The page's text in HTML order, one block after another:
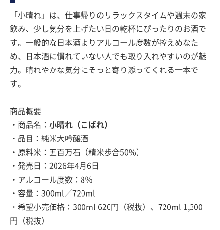
「小晴れ」は、仕事帰りのリラックスタイムや週末の家
飲み、少し気分を上げたい日の乾杯にぴったりのお酒で
す。一般的な日本酒よりアルコール度数が控えめなた
め、日本酒に慣れていない人でも取り入れやすいのが魅
力。晴れやかな気分にそっと寄り添ってくれる一本で
す。
商品概要
・商品名： 小晴れ（こばれ）
・品目：純米大吟醸酒
・原料米：五百万石（精米歩合50%）
・発売日：2026年4月6日
・アルコール度数：8％
・容量：300ml／720ml
・希望小売価格：300ml 620円（税抜）、720ml 1,300
円（税抜）